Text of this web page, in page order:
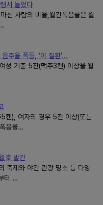
서 늘었다
신 사람의 비율,월간폭음률은 월
주율 폭등, ‘이 질환’...
성 기준 5잔(맥주3캔) 이상을 월
캔), 여자의 경우 5잔 이상(또는
음률…
호 발간
축제와 야간 관광 명소 등 다양
터 …